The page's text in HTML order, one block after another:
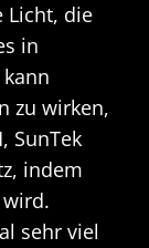
Licht, die
in
zu wirken,
SunTek
indem
sehr viel